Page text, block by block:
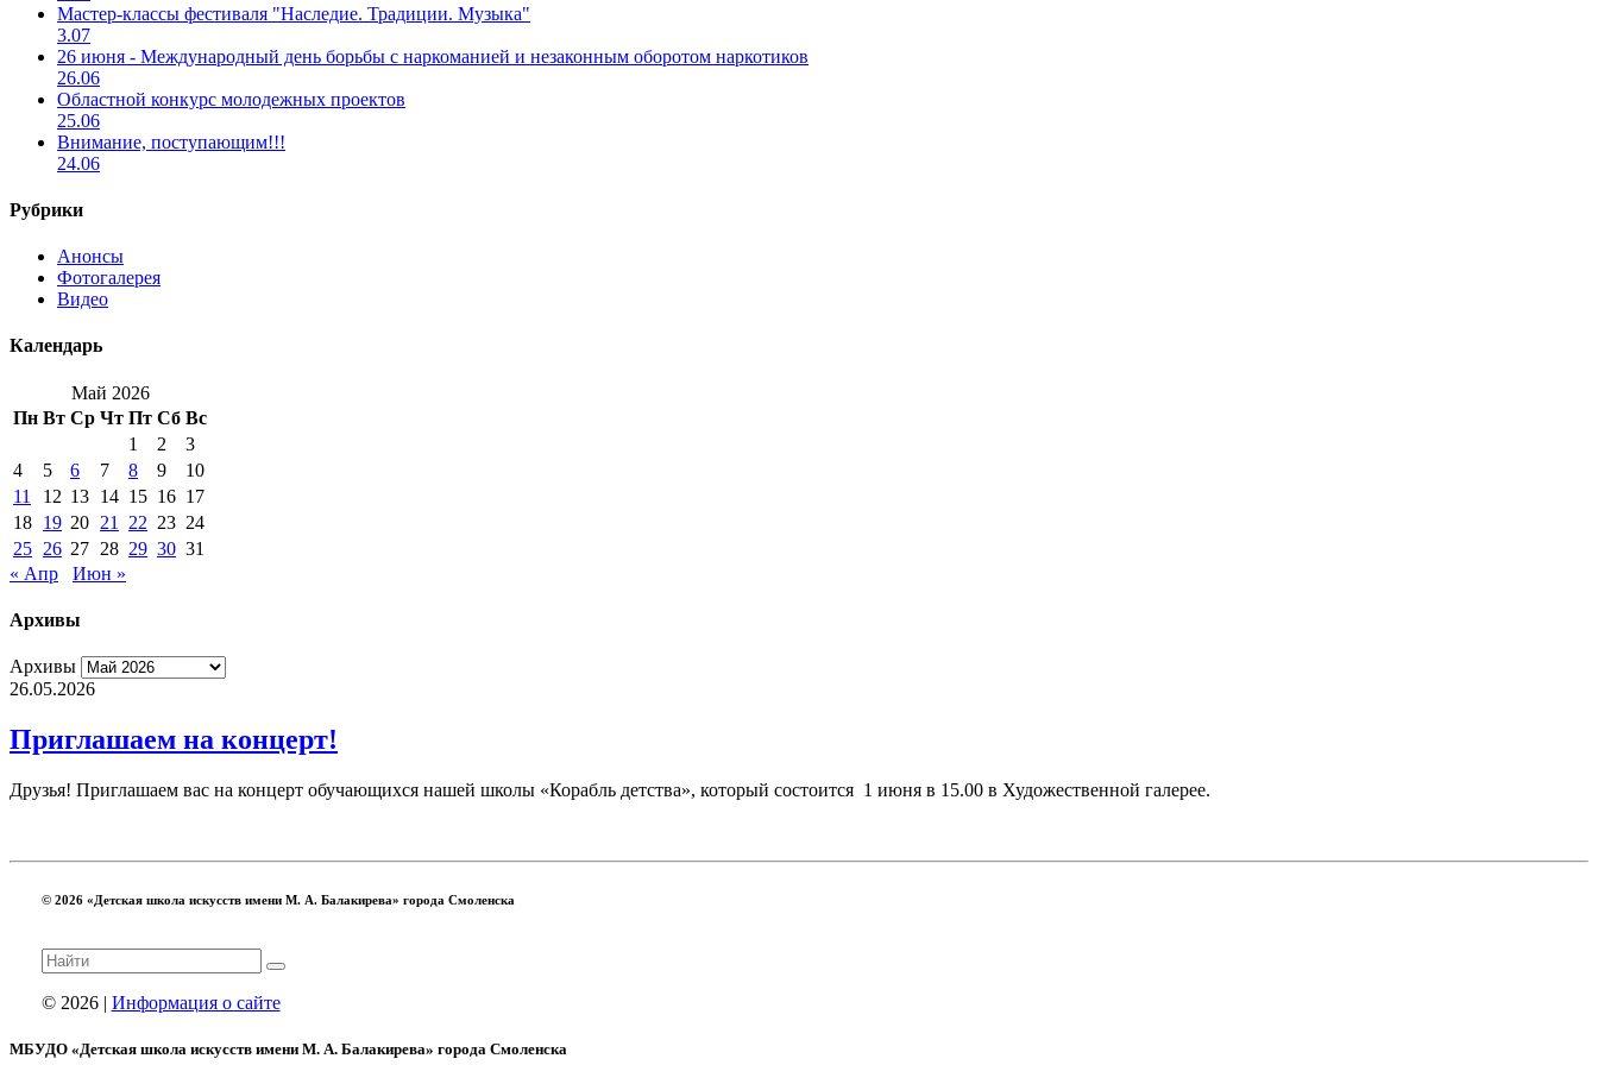
Мастер-классы фестиваля "Наследие. Традиции. Музыка"
3.07
26 июня - Международный день борьбы с наркоманией и незаконным оборотом наркотиков
26.06
Областной конкурс молодежных проектов
25.06
Внимание, поступающим!!!
24.06
Рубрики
Анонсы
Фотогалерея
Видео
Календарь
Май 2026
Пн Вт Ср Чт Пт Сб Вс
1
2
3
4
5 6 7 8 9
10
11
12 13 14 15 16 17
18 19 20 21 22 23 24
25 26 27 28 29 30 31
« Апр
Июн »
Архивы
Архивы
26.05.2026
Приглашаем на концерт!
Друзья! Приглашаем вас на концерт обучающихся нашей школы «Корабль детства», который состоится 1 июня в 15.00 в Художественной галерее.
© 2026 «Детская школа искусств имени М. А. Балакирева» города Смоленска
© 2026 | Информация о сайте
МБУДО «Детская школа искусств имени М. А. Балакирева» города Смоленска